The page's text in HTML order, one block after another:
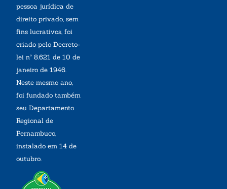
pessoa jurídica de
direito privado, sem
fins lucrativos, foi
criado pelo Decreto-
lei nº 8.621 de 10 de
janeiro de 1946.
Neste mesmo ano,
foi fundado também
seu Departamento
Regional de
Pernambuco,
instalado em 14 de
outubro.